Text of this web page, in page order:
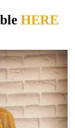
HERE